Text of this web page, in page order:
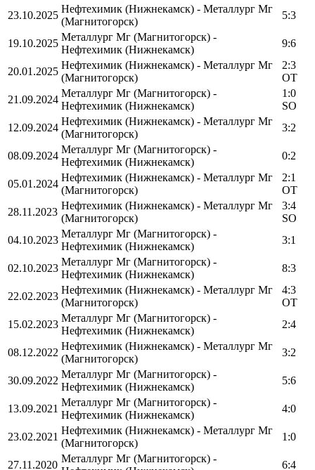
23.10.2025
Нефтехимик (Нижнекамск) - Металлург Мг
(Магнитогорск)
5:3
19.10.2025
Металлург Мг (Магнитогорск) -
Нефтехимик (Нижнекамск)
9:6
20.01.2025
Нефтехимик (Нижнекамск) - Металлург Мг
(Магнитогорск)
2:3
OT
21.09.2024
Металлург Мг (Магнитогорск) -
Нефтехимик (Нижнекамск)
1:0
SO
12.09.2024
Нефтехимик (Нижнекамск) - Металлург Мг
(Магнитогорск)
3:2
08.09.2024
Металлург Мг (Магнитогорск) -
Нефтехимик (Нижнекамск)
0:2
05.01.2024
Нефтехимик (Нижнекамск) - Металлург Мг
(Магнитогорск)
2:1
OT
28.11.2023
Нефтехимик (Нижнекамск) - Металлург Мг
(Магнитогорск)
3:4
SO
04.10.2023
Металлург Мг (Магнитогорск) -
Нефтехимик (Нижнекамск)
3:1
02.10.2023
Металлург Мг (Магнитогорск) -
Нефтехимик (Нижнекамск)
8:3
22.02.2023
Нефтехимик (Нижнекамск) - Металлург Мг
(Магнитогорск)
4:3
OT
15.02.2023
Металлург Мг (Магнитогорск) -
Нефтехимик (Нижнекамск)
2:4
08.12.2022
Нефтехимик (Нижнекамск) - Металлург Мг
(Магнитогорск)
3:2
30.09.2022
Металлург Мг (Магнитогорск) -
Нефтехимик (Нижнекамск)
5:6
13.09.2021
Металлург Мг (Магнитогорск) -
Нефтехимик (Нижнекамск)
4:0
23.02.2021
Нефтехимик (Нижнекамск) - Металлург Мг
(Магнитогорск)
1:0
27.11.2020
Металлург Мг (Магнитогорск) -
6:4